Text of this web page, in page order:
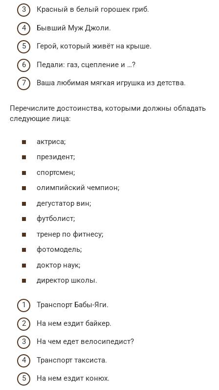
Красный в белый горошек гриб.
Бывший Муж Джоли.
Герой, который живёт на крыше.
Педали: газ, сцепление и …?
Ваша любимая мягкая игрушка из детства.
Перечислите достоинства, которыми должны обладать
следующие лица:
актриса;
президент;
спортсмен;
олимпийский чемпион;
дегустатор вин;
футболист;
тренер по фитнесу;
фотомодель;
доктор наук;
директор школы.
Транспорт Бабы-Яги.
На нем ездит байкер.
На чем едет велосипедист?
Транспорт таксиста.
На нем ездит конюх.